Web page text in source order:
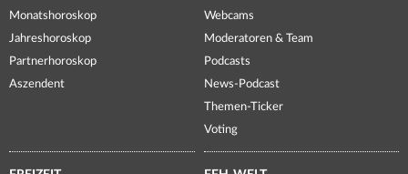
Monatshoroskop
Jahreshoroskop
Partnerhoroskop
Aszendent
Webcams
Moderatoren & Team
Podcasts
News-Podcast
Themen-Ticker
Voting